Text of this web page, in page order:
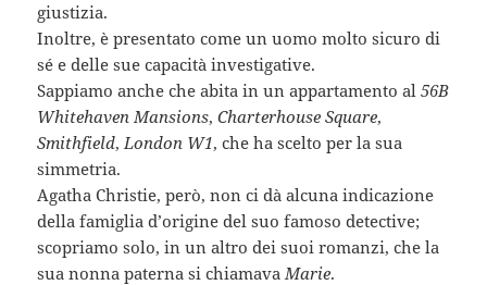
giustizia.
Inoltre, è presentato come un uomo molto sicuro di
sé e delle sue capacità investigative.
Sappiamo anche che abita in un appartamento al56B
Whitehaven Mansions,Charterhouse Square,
Smithfield,London W1, che ha scelto per la sua
simmetria.
Agatha Christie, però, non ci dà alcuna indicazione
della famiglia d’origine del suo famoso detective;
scopriamo solo, in un altro dei suoi romanzi, che la
sua nonna paterna si chiamavaMarie.